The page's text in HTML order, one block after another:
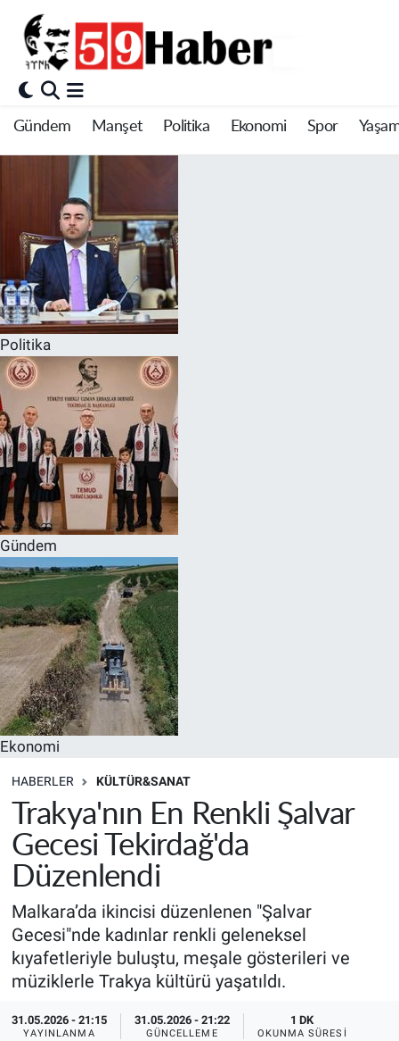
Gündem Manşet Politika Ekonomi Spor
Politika
Gündem
Ekonomi
HABERLER KÜLTÜR&SANAT
Trakya'nın En Renkli Şalvar
Gecesi Tekirdağ'da
Düzenlendi
Malkara’da ikincisi düzenlenen "Şalvar
Gecesi"nde kadınlar renkli geleneksel
kıyafetleriyle buluştu, meşale gösterileri ve
müziklerle Trakya kültürü yaşatıldı.
31.05.2026 - 21:15
YAYINLANMA
31.05.2026 - 21:22
GÜNCELLEME
1 DK
OKUNMA SÜRESI